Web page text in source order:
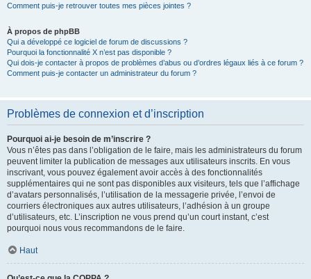
Comment puis-je retrouver toutes mes pièces jointes ?
À propos de phpBB
Qui a développé ce logiciel de forum de discussions ?
Pourquoi la fonctionnalité X n’est pas disponible ?
Qui dois-je contacter à propos de problèmes d’abus ou d’ordres légaux liés à ce forum ?
Comment puis-je contacter un administrateur du forum ?
Problèmes de connexion et d’inscription
Pourquoi ai-je besoin de m’inscrire ?
Vous n’êtes pas dans l’obligation de le faire, mais les administrateurs du forum
peuvent limiter la publication de messages aux utilisateurs inscrits. En vous
inscrivant, vous pouvez également avoir accès à des fonctionnalités
supplémentaires qui ne sont pas disponibles aux visiteurs, tels que l’affichage
d’avatars personnalisés, l’utilisation de la messagerie privée, l’envoi de
courriers électroniques aux autres utilisateurs, l’adhésion à un groupe
d’utilisateurs, etc. L’inscription ne vous prend qu’un court instant, c’est
pourquoi nous vous recommandons de le faire.
Haut